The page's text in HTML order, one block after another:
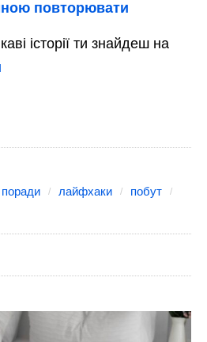
повторювати
історії ти знайдеш на
поради лайфхаки
побут